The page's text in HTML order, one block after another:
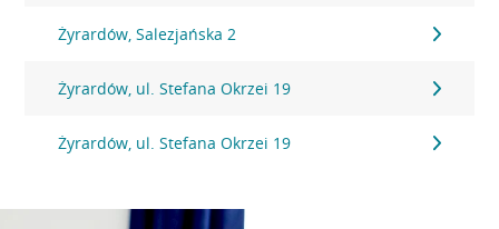
Żyrardów, Salezjańska 2
Żyrardów, ul. Stefana Okrzei 19
Żyrardów, ul. Stefana Okrzei 19